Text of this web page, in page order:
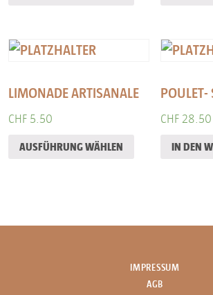
LIMONADE ARTISANALE
CHF 5.50
AUSFÜHRUNG WÄHLEN
POULET-
CHF 28.50
IN DEN
IMPRESSUM
AGB